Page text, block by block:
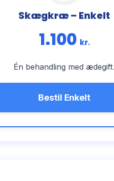
Skægkræ – Enkelt
1.100 kr.
Én behandling med ædegift.
Bestil Enkelt